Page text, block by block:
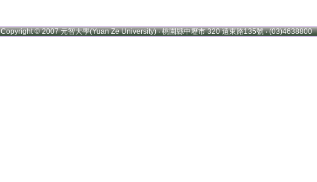
Copyright © 2007 元智大學(Yuan Ze University) ‧ 桃園縣中壢市 320 遠東路135號 ‧ (03)4638800